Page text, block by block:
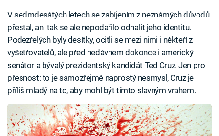
V sedmdesátých letech se zabíjením z neznámých důvodů
přestal, ani tak se ale nepodařilo odhalit jeho identitu.
Podezřelých byly desítky, ocitli se mezi nimi i někteří z
vyšetřovatelů, ale před nedávnem dokonce i americký
senátor a bývalý prezidentský kandidát Ted Cruz. Jen pro
přesnost: to je samozřejmě naprostý nesmysl, Cruz je
příliš mladý na to, aby mohl být tímto slavným vrahem.